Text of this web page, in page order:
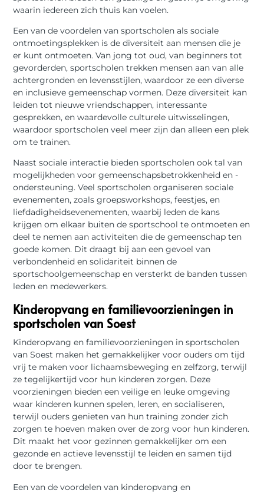
waarin iedereen zich thuis kan voelen.
Een van de voordelen van sportscholen als sociale
ontmoetingsplekken is de diversiteit aan mensen die je
er kunt ontmoeten. Van jong tot oud, van beginners tot
gevorderden, sportscholen trekken mensen aan van alle
achtergronden en levensstijlen, waardoor ze een diverse
en inclusieve gemeenschap vormen. Deze diversiteit kan
leiden tot nieuwe vriendschappen, interessante
gesprekken, en waardevolle culturele uitwisselingen,
waardoor sportscholen veel meer zijn dan alleen een plek
om te trainen.
Naast sociale interactie bieden sportscholen ook tal van
mogelijkheden voor gemeenschapsbetrokkenheid en -
ondersteuning. Veel sportscholen organiseren sociale
evenementen, zoals groepsworkshops, feestjes, en
liefdadigheidsevenementen, waarbij leden de kans
krijgen om elkaar buiten de sportschool te ontmoeten en
deel te nemen aan activiteiten die de gemeenschap ten
goede komen. Dit draagt bij aan een gevoel van
verbondenheid en solidariteit binnen de
sportschoolgemeenschap en versterkt de banden tussen
leden en medewerkers.
Kinderopvang en familievoorzieningen in
sportscholen van Soest
Kinderopvang en familievoorzieningen in sportscholen
van Soest maken het gemakkelijker voor ouders om tijd
vrij te maken voor lichaamsbeweging en zelfzorg, terwijl
ze tegelijkertijd voor hun kinderen zorgen. Deze
voorzieningen bieden een veilige en leuke omgeving
waar kinderen kunnen spelen, leren, en socialiseren,
terwijl ouders genieten van hun training zonder zich
zorgen te hoeven maken over de zorg voor hun kinderen.
Dit maakt het voor gezinnen gemakkelijker om een
gezonde en actieve levensstijl te leiden en samen tijd
door te brengen.
Een van de voordelen van kinderopvang en